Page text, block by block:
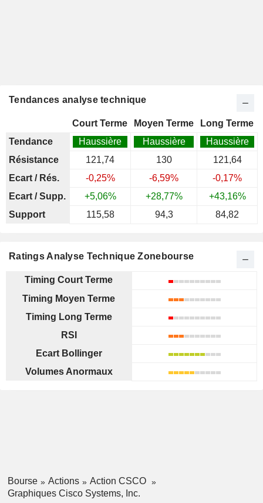
Tendances analyse technique
Court Terme Moyen Terme
Long Terme
Tendance
Haussière Haussière
Haussière
Résistance
121,74 130
121,64
Ecart / Rés.
-0,25% -6,59%
-0,17%
Ecart / Supp.
+5,06% +28,77%
+43,16%
Support
115,58 94,3 84,82
Ratings Analyse Technique Zonebourse
Timing Court Terme
Timing Moyen Terme
Timing Long Terme
RSI
Ecart Bollinger
Volumes Anormaux
Bourse Actions
Action CSCO
Graphiques Cisco Systems, Inc.